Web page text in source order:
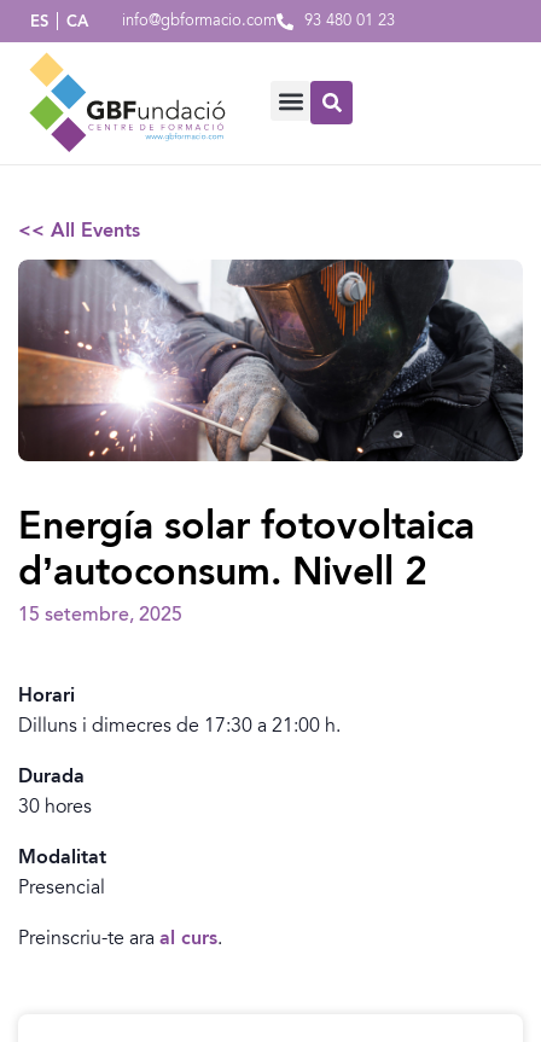
ES CA info@gbformacio.com 93 480 01 23
<< All Events
Energía solar fotovoltaica
d’autoconsum. Nivell 2
15 setembre, 2025
Horari
Dilluns i dimecres de 17:30 a 21:00 h.
Durada
30 hores
Modalitat
Presencial
Preinscriu-te ara al curs.